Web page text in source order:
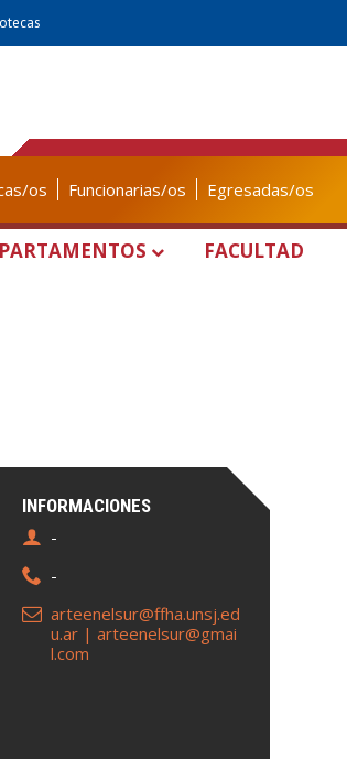
os Funcionarias/os Egresadas/os
FACULTAD
INFORMACIONES
-
-
arteenelsur@ffha.unsj.ed
u.ar | arteenelsur@gmai
l.com